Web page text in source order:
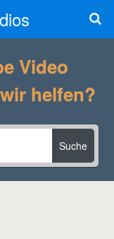
Video
helfen?
Suche